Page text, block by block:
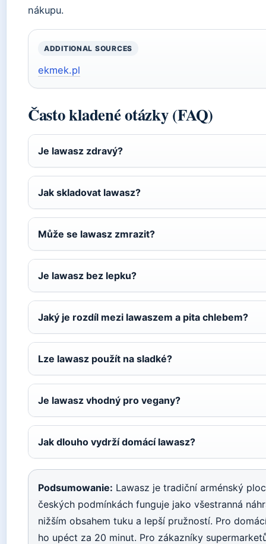
nákupu.
ADDITIONAL SOURCES
ekmek.pl
Často kladené otázky (FAQ)
Je lawasz zdravý?
Jak skladovat lawasz?
Může se lawasz zmrazit?
Je lawasz bez lepku?
Jaký je rozdíl mezi lawaszem a pita chlebem?
Lze lawasz použít na sladké?
Je lawasz vhodný pro vegany?
Jak dlouho vydrží domácí lawasz?
Podsumowanie: Lawasz je tradiční arménský
českých podmínkách funguje jako všestranná
nižším obsahem tuku a lepší pružností. Pro
ho upéct za 20 minut. Pro zákazníky